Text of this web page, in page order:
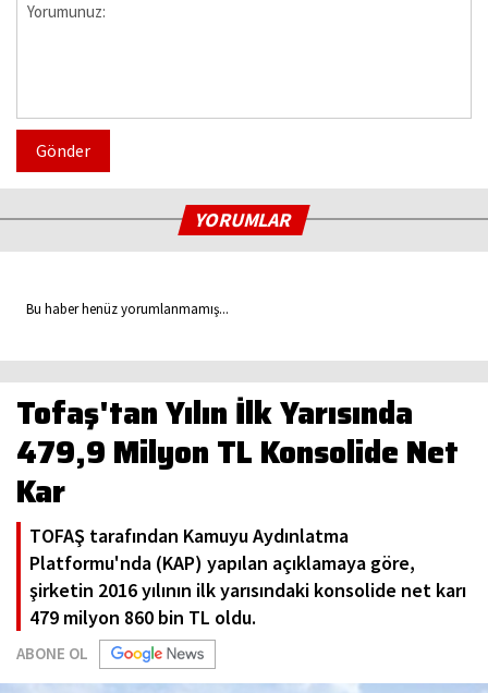
Gönder
YORUMLAR
Bu haber henüz yorumlanmamış...
Tofaş'tan Yılın İlk Yarısında
479,9 Milyon TL Konsolide Net
Kar
TOFAŞ tarafından Kamuyu Aydınlatma
Platformu'nda (KAP) yapılan açıklamaya göre,
şirketin 2016 yılının ilk yarısındaki konsolide net karı
479 milyon 860 bin TL oldu.
ABONE OL